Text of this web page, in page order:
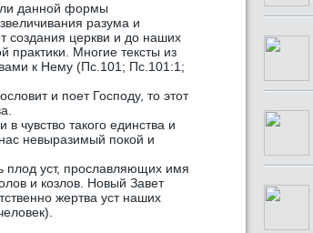
данной формы
разума и
создания церкви и до наших
практики. Многие тексты из
к Нему (Пс.101; Пс.101:1;
и поет Господу, то этот
чувство такого единства и
нас невыразимый покой и
плод уст, прославляющих имя
и козлов. Новый Завет
жертва уст наших